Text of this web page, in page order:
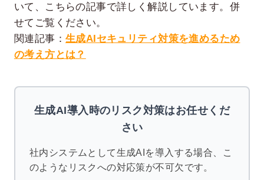
いて、こちらの記事で詳しく解説しています。併
せてご覧ください。
関連記事： 生成AIセキュリティ対策を進めるため
の考え方とは？
生成AI導入時のリスク対策はお任せくだ
さい
社内システムとして生成AIを導入する場合、こ
のようなリスクへの対応策が不可欠です。